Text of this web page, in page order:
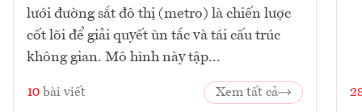
lưới đường sắt đô thị (metro) là chiến lược
cốt lõi để giải quyết ùn tắc và tái cấu trúc
không gian. Mô hình này tập...
10 bài viết Xem tất cả